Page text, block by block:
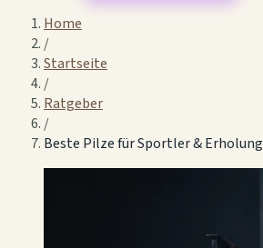
Home
/
Startseite
/
Ratgeber
/
Beste Pilze für Sportler & Erholung